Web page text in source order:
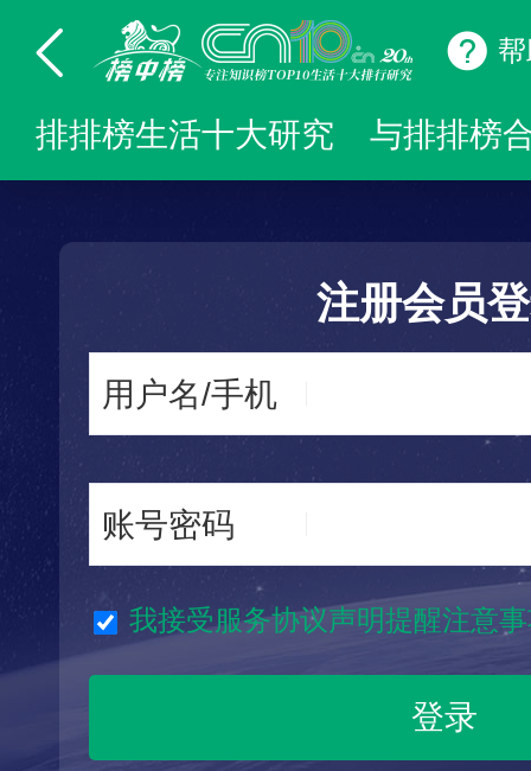
排排榜生活十大研究 与排排榜
注册会员
用户名/手机
账号密码
我接受服务协议声明提醒注意